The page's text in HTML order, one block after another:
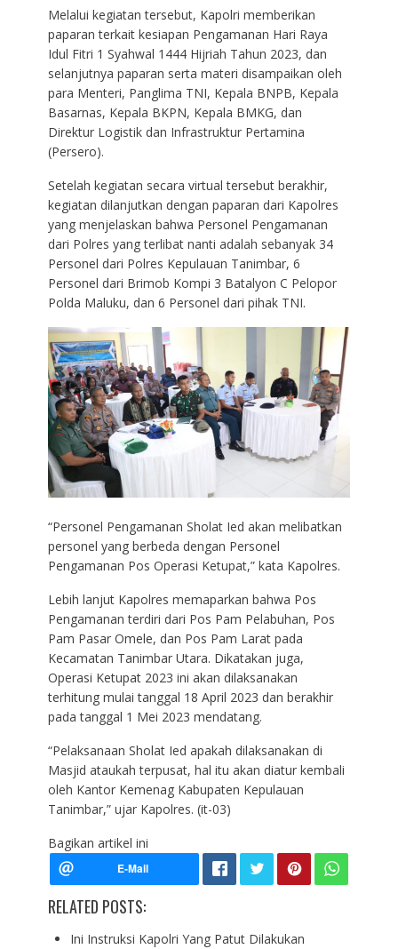
Melalui kegiatan tersebut, Kapolri memberikan
paparan terkait kesiapan Pengamanan Hari Raya
Idul Fitri 1 Syahwal 1444 Hijriah Tahun 2023, dan
selanjutnya paparan serta materi disampaikan oleh
para Menteri, Panglima TNI, Kepala BNPB, Kepala
Basarnas, Kepala BKPN, Kepala BMKG, dan
Direktur Logistik dan Infrastruktur Pertamina
(Persero).
Setelah kegiatan secara virtual tersebut berakhir,
kegiatan dilanjutkan dengan paparan dari Kapolres
yang menjelaskan bahwa Personel Pengamanan
dari Polres yang terlibat nanti adalah sebanyak 34
Personel dari Polres Kepulauan Tanimbar, 6
Personel dari Brimob Kompi 3 Batalyon C Pelopor
Polda Maluku, dan 6 Personel dari pihak TNI.
“Personel Pengamanan Sholat Ied akan melibatkan
personel yang berbeda dengan Personel
Pengamanan Pos Operasi Ketupat,” kata Kapolres.
Lebih lanjut Kapolres memaparkan bahwa Pos
Pengamanan terdiri dari Pos Pam Pelabuhan, Pos
Pam Pasar Omele, dan Pos Pam Larat pada
Kecamatan Tanimbar Utara. Dikatakan juga,
Operasi Ketupat 2023 ini akan dilaksanakan
terhitung mulai tanggal 18 April 2023 dan berakhir
pada tanggal 1 Mei 2023 mendatang.
“Pelaksanaan Sholat Ied apakah dilaksanakan di
Masjid ataukah terpusat, hal itu akan diatur kembali
oleh Kantor Kemenag Kabupaten Kepulauan
Tanimbar,” ujar Kapolres. (it-03)
Bagikan artikel ini
RELATED POSTS:
Ini Instruksi Kapolri Yang Patut Dilakukan